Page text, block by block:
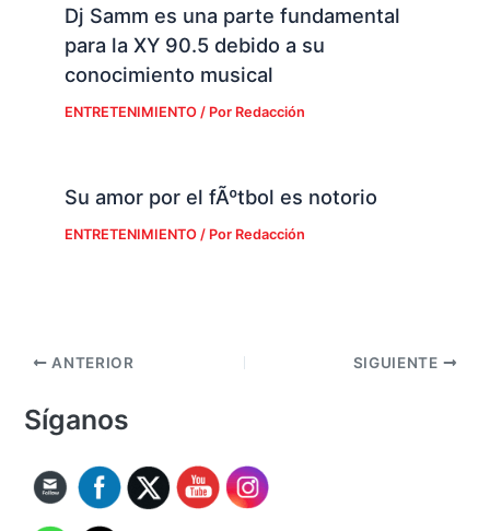
Dj Samm es una parte fundamental
para la XY 90.5 debido a su
conocimiento musical
ENTRETENIMIENTO/ Por Redacción
Su amor por el fÃºtbol es notorio
ENTRETENIMIENTO/ Por Redacción
ANTERIOR SIGUIENTE
Síganos